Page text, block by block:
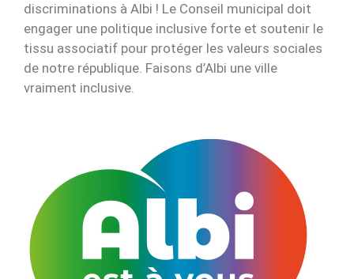
discriminations à Albi ! Le Conseil municipal doit
engager une politique inclusive forte et soutenir le
tissu associatif pour protéger les valeurs sociales
de notre république. Faisons d’Albi une ville
vraiment inclusive.